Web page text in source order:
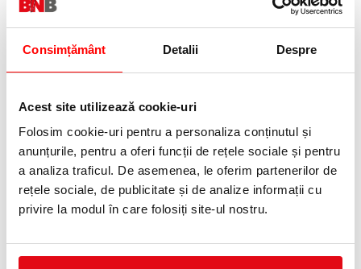
Consimțământ Detalii Despre
Acest site utilizează cookie-uri
Folosim cookie-uri pentru a personaliza conținutul și
anunțurile, pentru a oferi funcții de rețele sociale și pentru
a analiza traficul. De asemenea, le oferim partenerilor de
rețele sociale, de publicitate și de analize informații cu
privire la modul în care folosiți site-ul nostru.
94,90 lei(pret cu TVA)
NOUTATI
OFERTE
15 % 15 %